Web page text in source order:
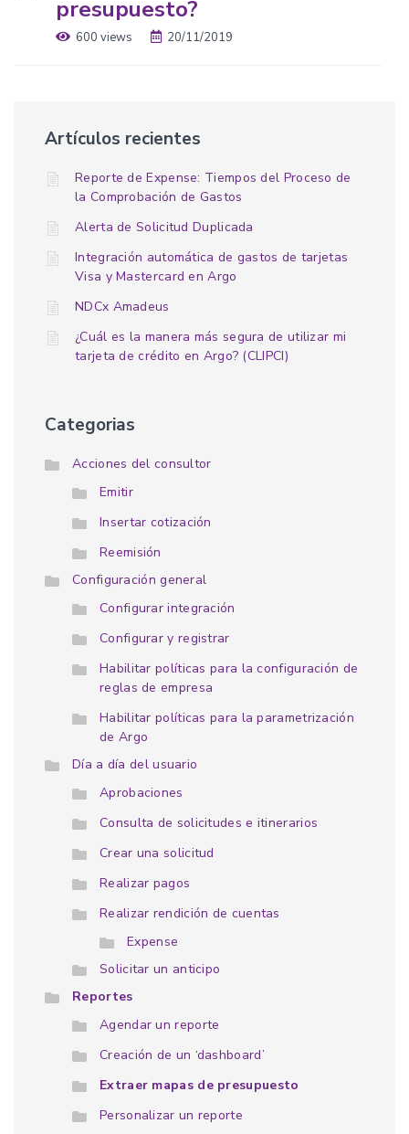
presupuesto?
600 views 20/11/2019
Artículos recientes
Reporte de Expense: Tiempos del Proceso de
la Comprobación de Gastos
Alerta de Solicitud Duplicada
Integración automática de gastos de tarjetas
Visa y Mastercard en Argo
NDCx Amadeus
¿Cuál es la manera más segura de utilizar mi
tarjeta de crédito en Argo? (CLIPCI)
Categorias
Acciones del consultor
Emitir
Insertar cotización
Reemisión
Configuración general
Configurar integración
Configurar y registrar
Habilitar políticas para la configuración de
reglas de empresa
Habilitar políticas para la parametrización
de Argo
Día a día del usuario
Aprobaciones
Consulta de solicitudes e itinerarios
Crear una solicitud
Realizar pagos
Realizar rendición de cuentas
Expense
Solicitar un anticipo
Reportes
Agendar un reporte
Creación de un ‘dashboard’
Extraer mapas de presupuesto
Personalizar un reporte